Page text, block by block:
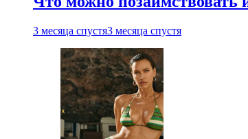
3 месяца спустя3 месяца спустя